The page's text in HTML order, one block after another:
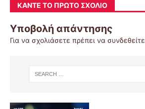
ΚΆΝΤΕ ΤΟ ΠΡΏΤΟ ΣΧΌΛΙΟ
Υποβολή απάντησης
Για να σχολιάσετε πρέπει να συνδεθείτε